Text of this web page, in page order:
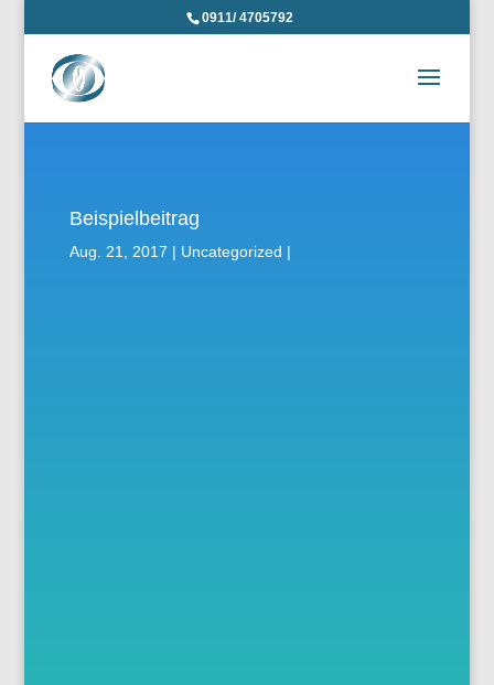
0911/ 4705792
Beispielbeitrag
Aug. 21, 2017 Uncategorized